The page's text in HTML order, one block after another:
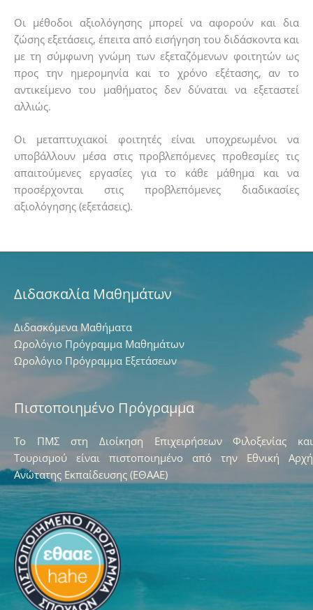
Οι μέθοδοι αξιολόγησης μπορεί να αφορούν και δια
ζώσης εξετάσεις, έπειτα από εισήγηση του διδάσκοντα και
με τη σύμφωνη γνώμη των εξεταζόμενων φοιτητών ως
προς την ημερομηνία και το χρόνο εξέτασης, αν το
αντικείμενο του μαθήματος δεν δύναται να εξεταστεί
αλλιώς.
Οι μεταπτυχιακοί φοιτητές είναι υποχρεωμένοι να
υποβάλλουν μέσα στις προβλεπόμενες προθεσμίες τις
απαιτούμενες εργασίες για το κάθε μάθημα και να
προσέρχονται στις προβλεπόμενες διαδικασίες
αξιολόγησης (εξετάσεις).
Διδασκαλία Μαθημάτων
Διδασκόμενα Μαθήματα
Ωρολόγιο Πρόγραμμα Μαθημάτων
Ωρολόγιο Πρόγραμμα Εξετάσεων
Πιστοποιημένο Πρόγραμμα
Το ΠΜΣ στη Διοίκηση Επιχειρήσεων Φιλοξενίας και
Τουρισμού είναι πιστοποιημένο από την Εθνική Αρχή
Ανώτατης Εκπαίδευσης (ΕΘΑΑΕ)